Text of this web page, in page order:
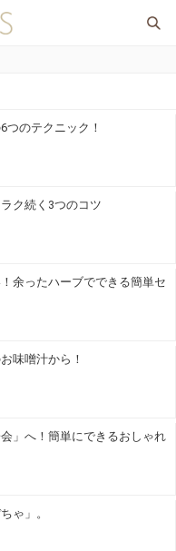
つのテクニック！
ク続く3つのコツ
余ったハーブでできる簡単セ
味噌汁から！
」へ！簡単にできるおしゃれ
ゃ」。